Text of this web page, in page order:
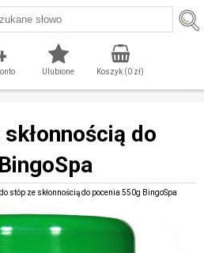
Ulubione Koszyk (0zł)
do
do stóp ze skłonnością do pocenia 550g BingoSpa